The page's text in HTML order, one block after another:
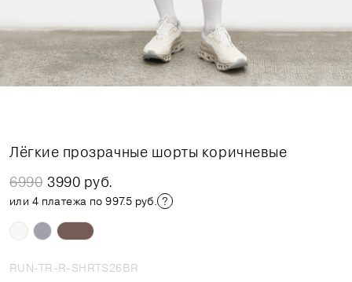
Лёгкие прозрачные шорты коричневые
6990 3990 руб.
или 4 платежа по 997.5 руб.
RUN-TR-R-SHRTS26BR